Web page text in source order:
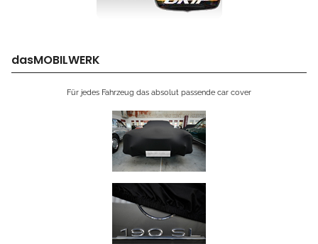
dasMOBILWERK
Für jedes Fahrzeug das absolut passende car cover